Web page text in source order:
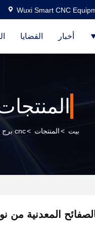
Wuxi Smart CNC
أخبار القضايا
بيت >المنتجات >cnc برج يثقب آلة